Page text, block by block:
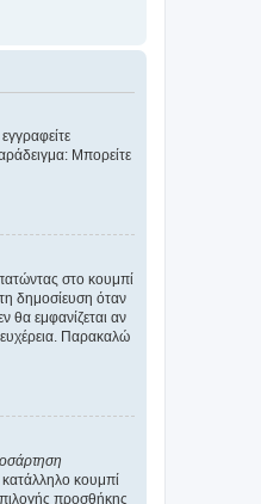
Μπορείτε
στο κουμπί
δημοσίευση όταν
θα εμφανίζεται αν
ευχέρεια. Παρακαλώ
κουμπί
προσθήκης